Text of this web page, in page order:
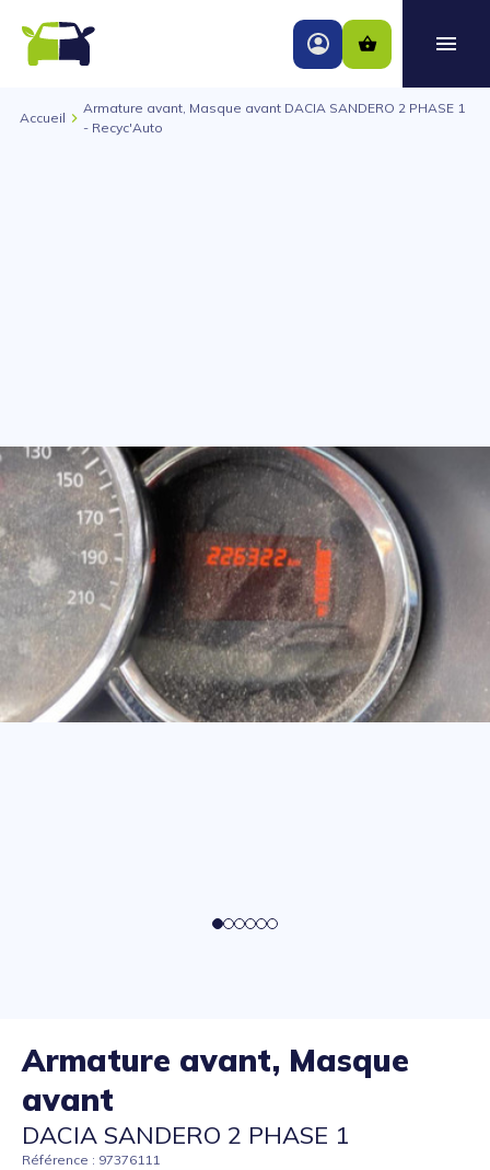
Accueil
Armature avant, Masque avant DACIA SANDERO 2 PHASE 1
- Recyc'Auto
Armature avant, Masque
avant
DACIA SANDERO 2 PHASE 1
Référence : 97376111